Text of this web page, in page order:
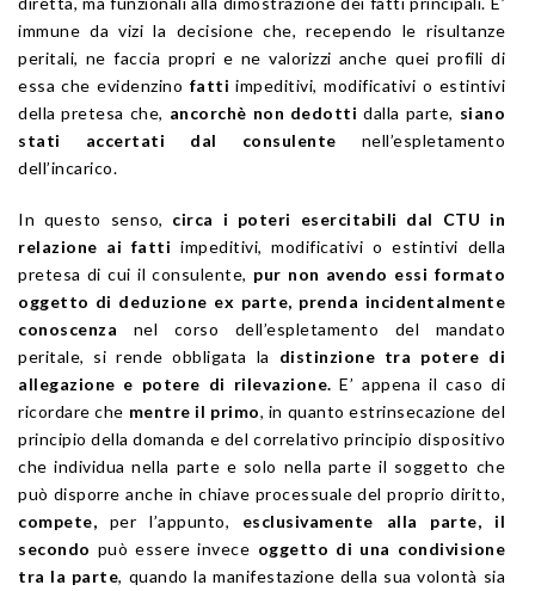
immune da vizi la decisione che, recependo le risultanze
peritali, ne faccia propri e ne valorizzi anche quei profili di
essa che evidenzino fatti impeditivi, modificativi o estintivi
della pretesa che, ancorchè non dedotti dalla parte, siano
stati accertati dal consulente nell’espletamento
dell’incarico.
In questo senso, circa i poteri esercitabili dal CTU in
relazione ai fatti impeditivi, modificativi o estintivi della
pretesa di cui il consulente, pur non avendo essi formato
oggetto di deduzione ex parte, prenda incidentalmente
conoscenza nel corso dell’espletamento del mandato
peritale, si rende obbligata la distinzione tra potere di
allegazione e potere di rilevazione. E’ appena il caso di
ricordare che mentre il primo, in quanto estrinsecazione del
principio della domanda e del correlativo principio dispositivo
che individua nella parte e solo nella parte il soggetto che
può disporre anche in chiave processuale del proprio diritto,
compete, per l’appunto, esclusivamente alla parte,
il
secondo può essere invece oggetto di una condivisione
tra la parte, quando la manifestazione della sua volontà sia